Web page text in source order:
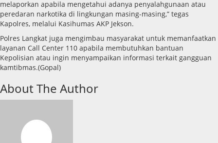
melaporkan apabila mengetahui adanya penyalahgunaan atau
peredaran narkotika di lingkungan masing-masing,” tegas
Kapolres, melalui Kasihumas AKP Jekson.
Polres Langkat juga mengimbau masyarakat untuk memanfaatkan
layanan Call Center 110 apabila membutuhkan bantuan
Kepolisian atau ingin menyampaikan informasi terkait gangguan
kamtibmas.(Gopal)
About The Author